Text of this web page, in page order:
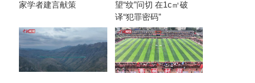
家学者建言献策
望“纹”问切 在1c㎡破
译“犯罪密码”